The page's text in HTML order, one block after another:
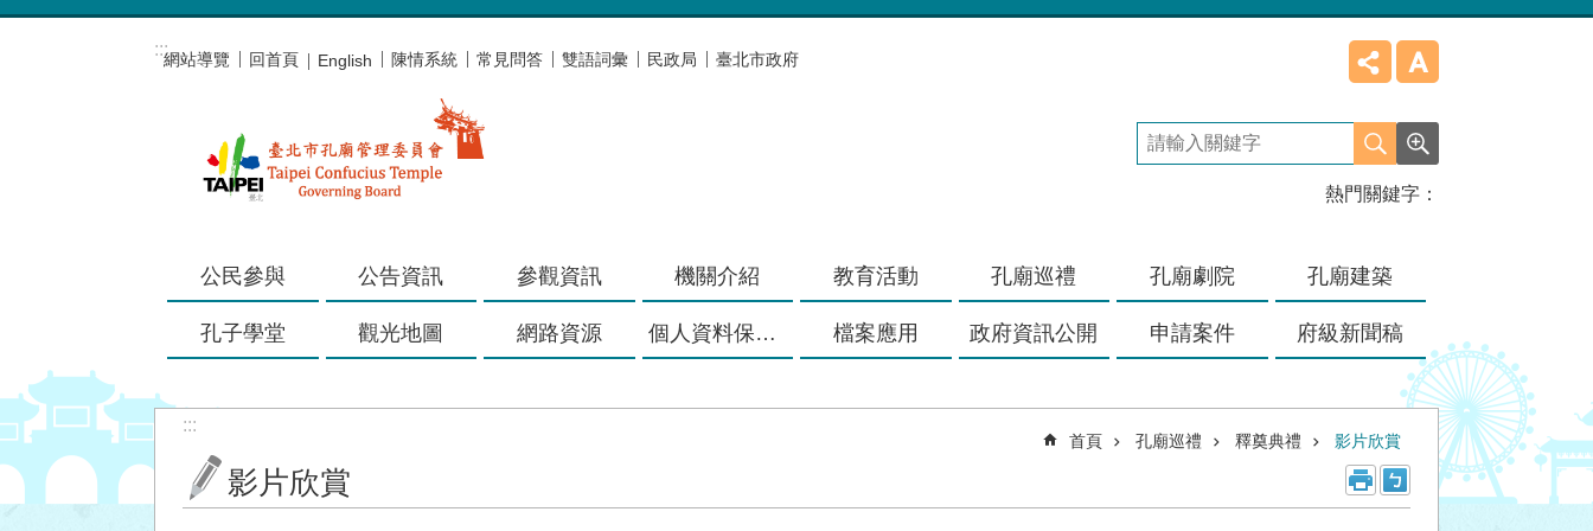
跳到主要內容區塊
:::網站導覽 回首頁 English 陳情系統 常見問答 雙語詞彙 民政局 臺北市政府
熱門關鍵字
公民參與 公告資訊 參觀資訊 機關介紹 教育活動 孔廟巡禮 孔廟劇院 孔廟建築
孔子學堂 觀光地圖 網路資源 個人資料保護專區 檔案應用 政府資訊公開 申請案件 府級新聞稿
:::
首頁 孔廟巡禮 釋奠典禮 影片欣賞
影片欣賞